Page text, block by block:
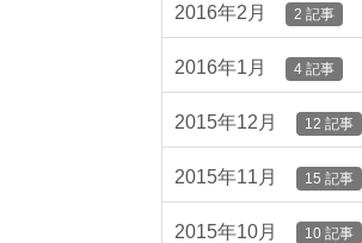
2016年2月 2 記事
2016年1月 4 記事
2015年12月 12 記事
2015年11月 15 記事
2015年10月 10 記事